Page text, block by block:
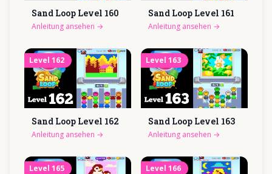
Sand Loop Level 160
Anleitung ansehen →
Sand Loop Level 161
Anleitung ansehen →
Level 162
Sand Loop Level 162
Anleitung ansehen →
Level 163
Sand Loop Level 163
Anleitung ansehen →
Level 165 Level 166